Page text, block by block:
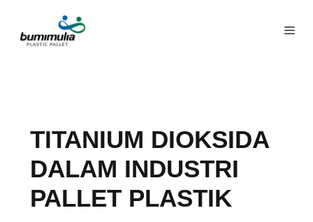
TITANIUM DIOKSIDA
DALAM INDUSTRI
PALLET PLASTIK